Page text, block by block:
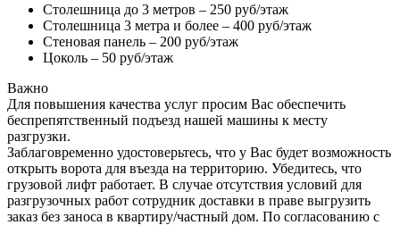
Столешница до 3 метров – 250 руб/этаж
Столешница 3 метра и более – 400 руб/этаж
Стеновая панель – 200 руб/этаж
Цоколь – 50 руб/этаж
Важно
Для повышения качества услуг просим Вас обеспечить
беспрепятственный подъезд нашей машины к месту
разгрузки.
Заблаговременно удостоверьтесь, что у Вас будет возможность
открыть ворота для въезда на территорию. Убедитесь, что
грузовой лифт работает. В случае отсутствия условий для
разгрузочных работ сотрудник доставки в праве выгрузить
заказ без заноса в квартиру/частный дом. По согласованию с